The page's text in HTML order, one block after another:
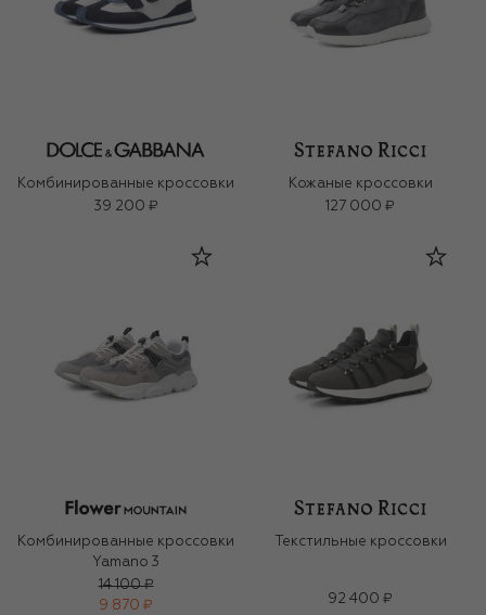
Комбинированные кроссовки
39 200 ₽
Кожаные кроссовки
127 000 ₽
Комбинированные кроссовки
Yamano 3
14 100 ₽
9 870 ₽
Текстильные кроссовки
92 400 ₽